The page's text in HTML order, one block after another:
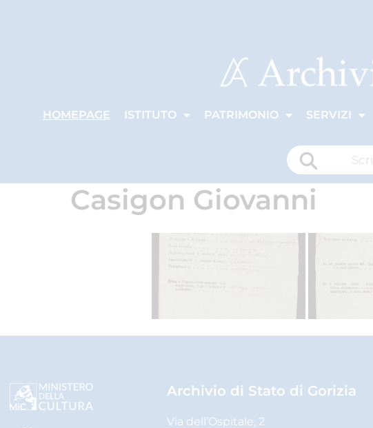
HOMEPAGE ISTITUTO PATRIMONIO SERVIZI
Casigon Giovanni
Archivio di Stato di Gorizia
Via dell’Ospitale, 2